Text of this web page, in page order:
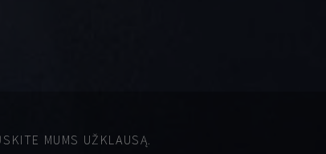
MUMS UŽKLAUSĄ.